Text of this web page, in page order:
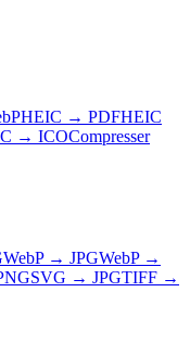
HEIC → PDFHEIC
→ ICOCompresser
WebP → JPGWebP →
SVG → JPGTIFF →